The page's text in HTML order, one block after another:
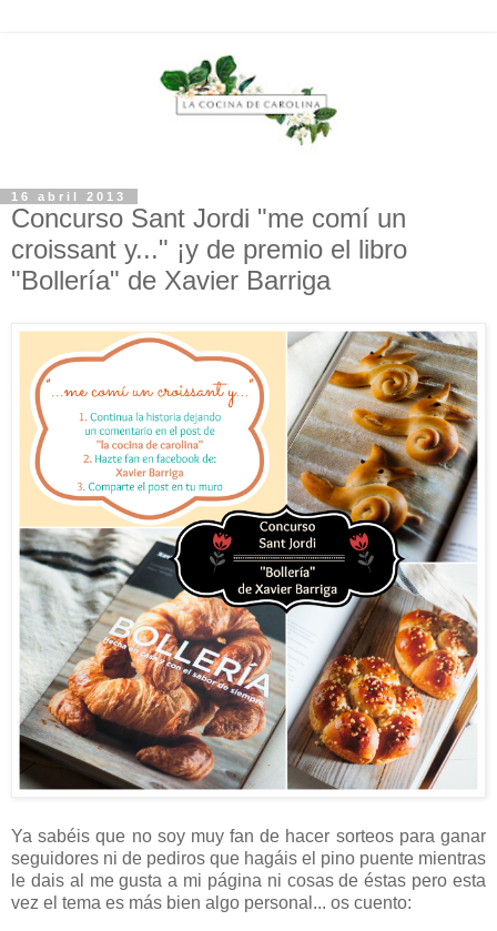
16 abril 2013
Concurso Sant Jordi "me comí un
croissant y..." ¡y de premio el libro
"Bollería" de Xavier Barriga
Ya sabéis que no soy muy fan de hacer sorteos para ganar
seguidores ni de pediros que hagáis el pino puente mientras
le dais al me gusta a mi página ni cosas de éstas pero esta
vez el tema es más bien algo personal... os cuento: